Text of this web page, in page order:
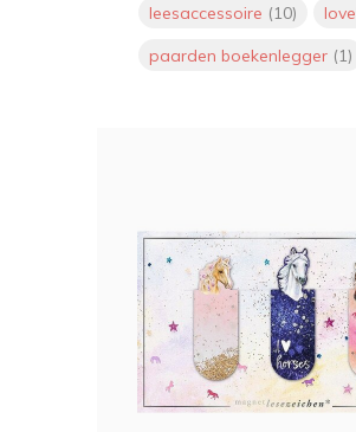
leesaccessoire (10)
paarden boekenlegger (1)